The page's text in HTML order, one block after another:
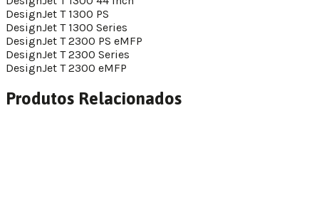
DesignJet T 1300 PS
DesignJet T 1300 Series
DesignJet T 2300 PS eMFP
DesignJet T 2300 Series
DesignJet T 2300 eMFP
Produtos Relacionados